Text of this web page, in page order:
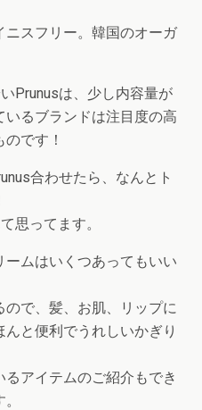
ニスフリー。韓国のオーガ
Prunusは、少し内容量が
るブランドは注目度の高
です！
合わせたら、なんとト
思ってます。
ムはいくつあってもいい
で、髪、お肌、リップに
と便利でうれしいかぎり
アイテムのご紹介もでき